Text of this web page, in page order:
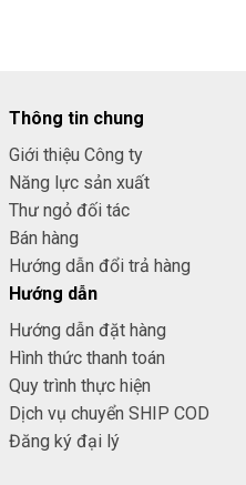
Thông tin chung
Giới thiệu Công ty
Năng lực sản xuất
Thư ngỏ đối tác
Bán hàng
Hướng dẫn đổi trả hàng
Hướng dẫn
Hướng dẫn đặt hàng
Hình thức thanh toán
Quy trình thực hiện
Dịch vụ chuyển SHIP COD
Đăng ký đại lý